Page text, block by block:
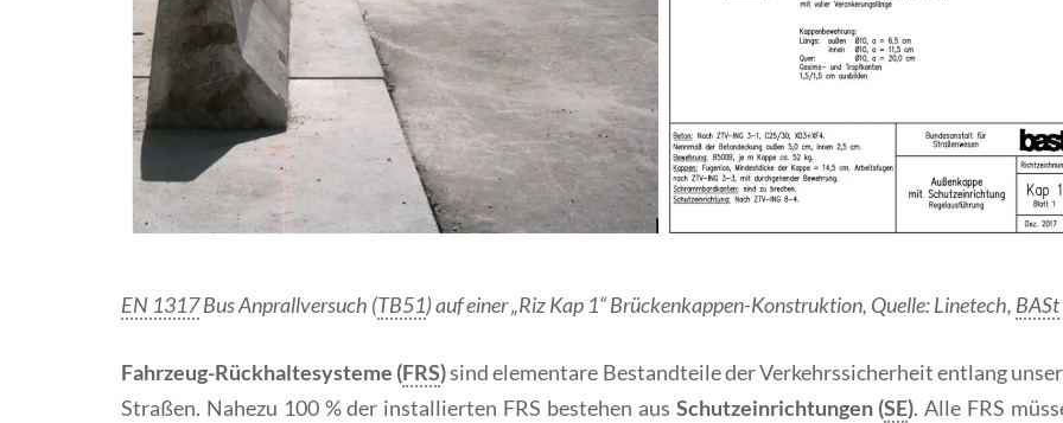
EN 1317Bus Anprallversuch (TB51) auf einer „Riz Kap 1“ Brückenkappen-Konstruktion, Quelle: Linetech, BASt
Fahrzeug-Rückhaltesysteme (FRS)sind elementare Bestandteile der Verkehrssicherheit entlang
Straßen. Nahezu 100 % der installierten FRS bestehen aus Schutzeinrichtungen (SE). Alle FRS